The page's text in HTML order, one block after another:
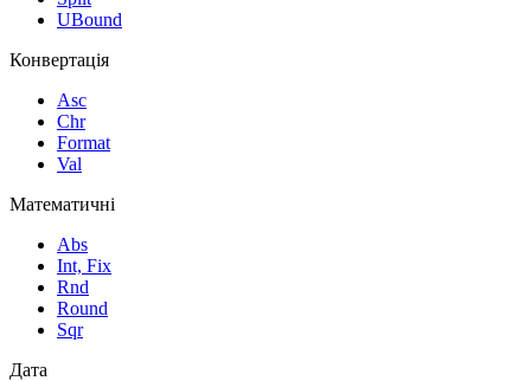
UBound
Конвертація
Asc
Chr
Format
Val
Математичні
Abs
Int, Fix
Rnd
Round
Sqr
Дата